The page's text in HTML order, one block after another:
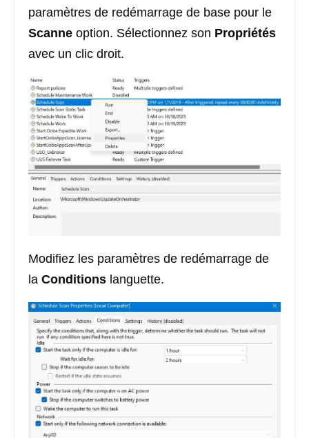
paramètres de redémarrage de base pour le
Scanne option. Sélectionnez son Propriétés
avec un clic droit.
Modifiez les paramètres de redémarrage de
la Conditions languette.